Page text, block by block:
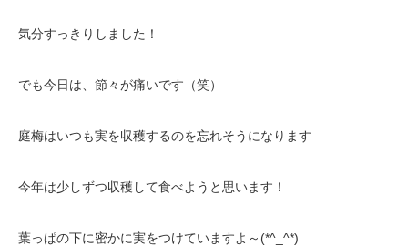
気分すっきりしました！
でも今日は、節々が痛いです（笑）
庭梅はいつも実を収穫するのを忘れそうになります
今年は少しずつ収穫して食べようと思います！
葉っぱの下に密かに実をつけていますよ～(*^_^*)